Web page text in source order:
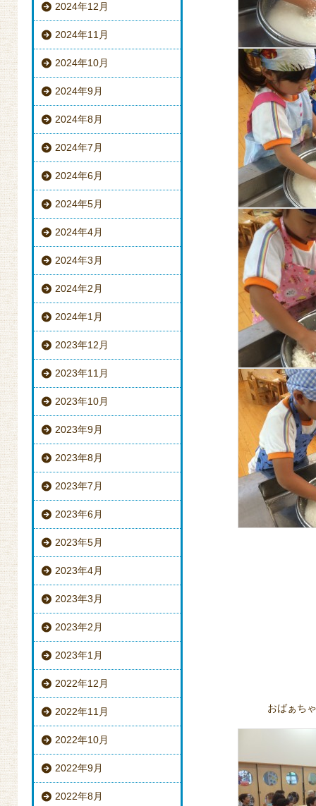
2024年12月
2024年11月
2024年10月
2024年9月
2024年8月
2024年7月
2024年6月
2024年5月
2024年4月
2024年3月
2024年2月
2024年1月
2023年12月
2023年11月
2023年10月
2023年9月
2023年8月
2023年7月
2023年6月
2023年5月
2023年4月
2023年3月
2023年2月
2023年1月
2022年12月
2022年11月
2022年10月
2022年9月
2022年8月
おばぁち